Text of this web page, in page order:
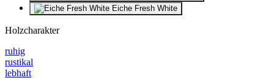
Eiche Fresh White
Holzcharakter
ruhig
rustikal
lebhaft